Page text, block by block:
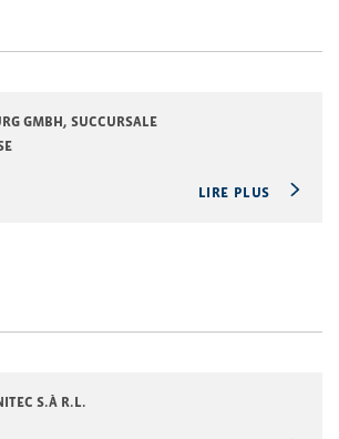
GMBH, SUCCURSALE
LIRE PLUS
S.À R.L.